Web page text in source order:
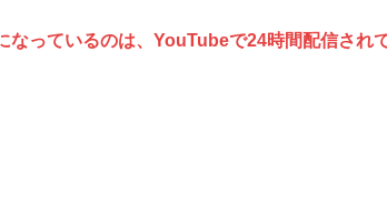
なっているのは、YouTubeで24時間配信され